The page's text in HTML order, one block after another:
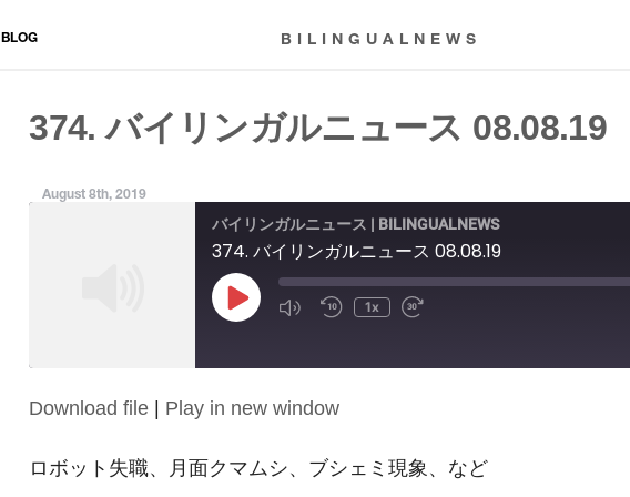
BLOG BILINGUALNEWS
374. バイリンガルニュース 08.08.19
August 8th, 2019
バイリンガルニュース | BILINGUALNEWS
374. バイリンガルニュース 08.08.19
Play
Episode
1x
SHARE
LINK
Download file | Play in new window
ロボット失職、月面クマムシ、ブシェミ現象、など